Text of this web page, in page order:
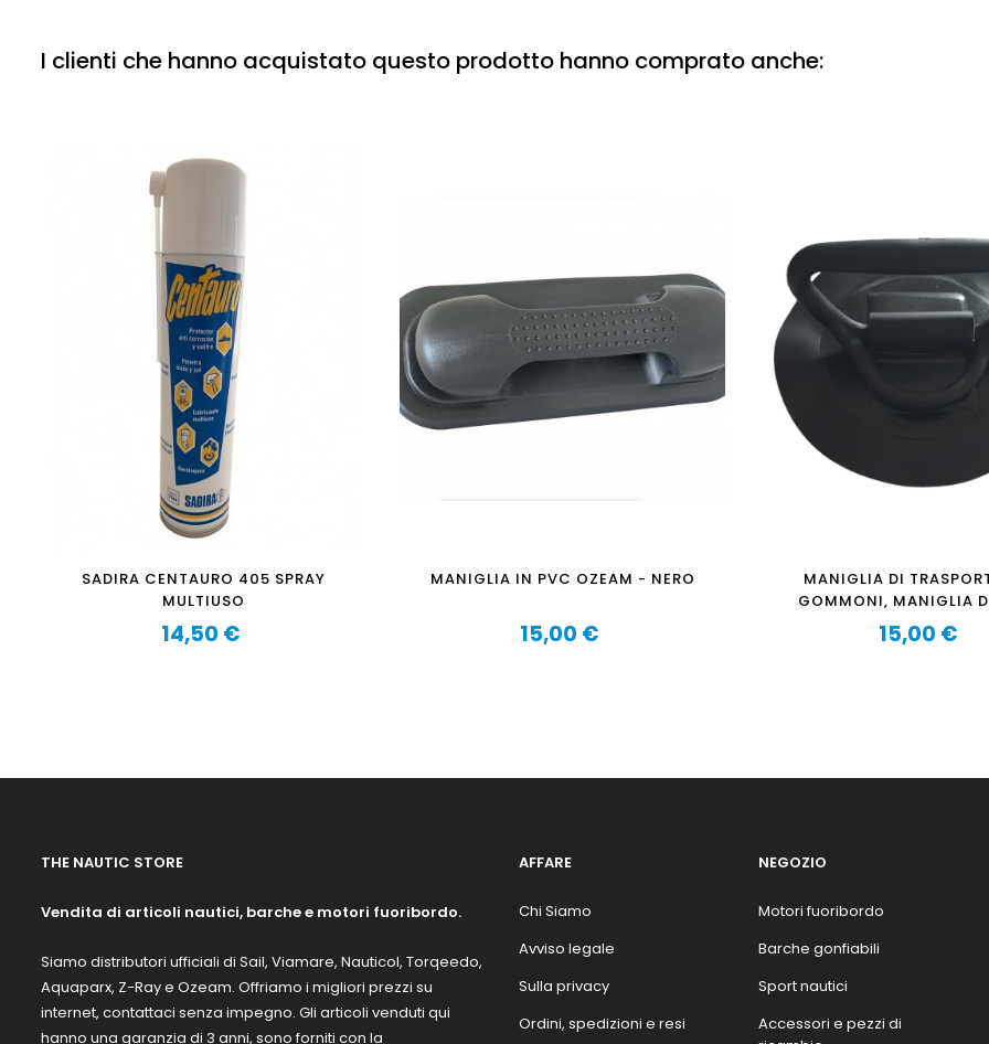
I clienti che hanno acquistato questo prodotto hanno comprato anche:
SADIRA CENTAURO 405 SPRAY
MULTIUSO
Prezzo
14,50 €
MANIGLIA IN PVC OZEAM - NERO
Prezzo
15,00 €
MANIGLIA DI
GOMMONI, MANIGLIA
COLORE NERO
Prezzo
15,00 €
THE NAUTIC STORE
Vendita di articoli nautici, barche e motori fuoribordo.
Siamo distributori ufficiali di Sail, Viamare, Nauticol, Torqeedo,
Aquaparx, Z-Ray e Ozeam. Offriamo i migliori prezzi su
internet, contattaci senza impegno. Gli articoli venduti qui
hanno una garanzia di 3 anni, sono forniti con la
AFFARE
Chi Siamo
Avviso legale
Sulla privacy
Ordini, spedizioni e resi
NEGOZIO
Motori fuoribordo
Barche gonfiabili
Sport nautici
Accessori e pezzi di